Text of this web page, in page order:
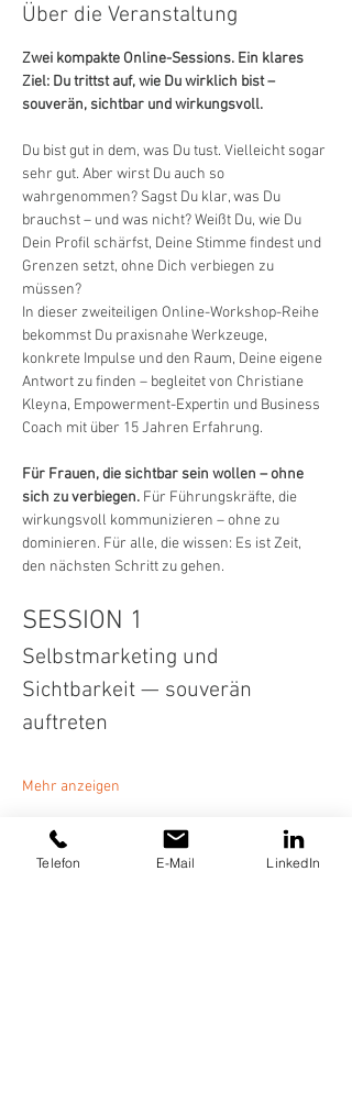
Über die Veranstaltung
Zwei kompakte Online-Sessions. Ein klares
Ziel: Du trittst auf, wie Du wirklich bist –
souverän, sichtbar und wirkungsvoll.
Du bist gut in dem, was Du tust. Vielleicht sogar
sehr gut. Aber wirst Du auch so
wahrgenommen? Sagst Du klar, was Du
brauchst – und was nicht? Weißt Du, wie Du
Dein Profil schärfst, Deine Stimme findest und
Grenzen setzt, ohne Dich verbiegen zu
müssen?
In dieser zweiteiligen Online-Workshop-Reihe
bekommst Du praxisnahe Werkzeuge,
konkrete Impulse und den Raum, Deine eigene
Antwort zu finden – begleitet von Christiane
Kleyna, Empowerment-Expertin und Business
Coach mit über 15 Jahren Erfahrung.
Für Frauen, die sichtbar sein wollen – ohne
sich zu verbiegen. Für Führungskräfte, die
wirkungsvoll kommunizieren – ohne zu
dominieren. Für alle, die wissen: Es ist Zeit,
den nächsten Schritt zu gehen.
SESSION 1
Selbstmarketing und
Sichtbarkeit — souverän
auftreten
Mehr anzeigen
Diese Veranstaltung teilen
Telefon E-Mail LinkedIn